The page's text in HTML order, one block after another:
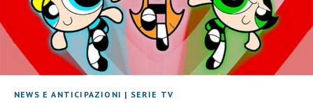
NEWS E ANTICIPAZIONI | SERIE TV